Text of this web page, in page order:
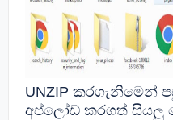
UNZIP කරගැනිමෙන්
අප්ලෝඩ් කරගත් සියලු